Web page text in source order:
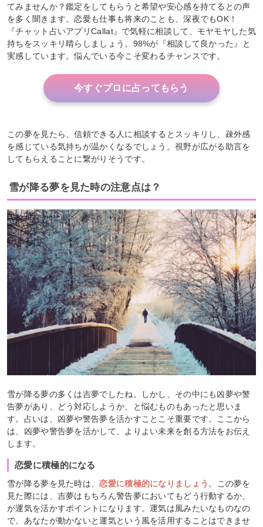
てみませんか？鑑定をしてもらうと希望や安心感を持てるとの声
を多く聞きます。恋愛も仕事も将来のことも、深夜でもOK！
『チャット占いアプリCallat』で気軽に相談して、モヤモヤした気
持ちをスッキリ晴らしましょう。98%が『相談して良かった』と
実感しています。悩んでいる今こそ変わるチャンスです。
今すぐプロに占ってもらう
この夢を見たら、信頼できる人に相談するとスッキリし、疎外感
を感じている気持ちが温かくなるでしょう。視野が広がる助言を
してもらえることに繋がりそうです。
雪が降る夢を見た時の注意点は？
雪が降る夢の多くは吉夢でしたね。しかし、その中にも凶夢や警
告夢があり、どう対応しようか、と悩むものもあったと思いま
す。占いは、凶夢や警告夢を活かすことこそ重要です。ここから
は、凶夢や警告夢を活かして、よりよい未来を創る方法をお伝え
します。
恋愛に積極的になる
雪が降る夢を見た時は、恋愛に積極的になりましょう 。この夢を
見た際には、吉夢はもちろん警告夢においてもどう行動するか、
が運気を活かすポイントになります。運気は風みたいなものなの
で、あなたが動かないと運気という風を活用することはできませ